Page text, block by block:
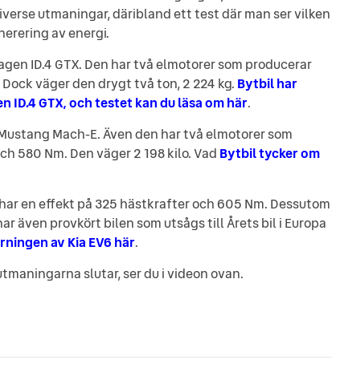
utmaningar, däribland ett test där man ser vilken
av energi.
ID.4 GTX. Den har två elmotorer som producerar
väger den drygt två ton, 2 224 kg. Bytbil har
GTX, och testet kan du läsa om här.
Mach-E. Även den har två elmotorer som
580 Nm. Den väger 2 198 kilo. Vad Bytbil tycker om
en effekt på 325 hästkrafter och 605 Nm. Dessutom
även provkört bilen som utsågs till Årets bil i Europa
av Kia EV6 här.
slutar, ser du i videon ovan.